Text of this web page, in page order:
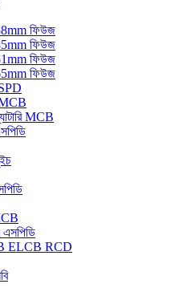
ফিউজ
ফিউজ
ফিউজ
ফিউজ
MCB
MCB
এসপিডি
ELCB RCD